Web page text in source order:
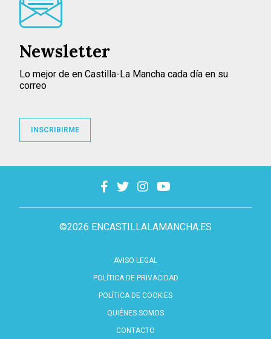
©2026 ENCASTILLALAMANCHA.ES
AVISO LEGAL
POLÍTICA DE PRIVACIDAD
POLÍTICA DE COOKIES
QUIÉNES SOMOS
CONTACTO
Newsletter
Lo mejor de en Castilla-La Mancha cada día en su
correo
INSCRIBIRME